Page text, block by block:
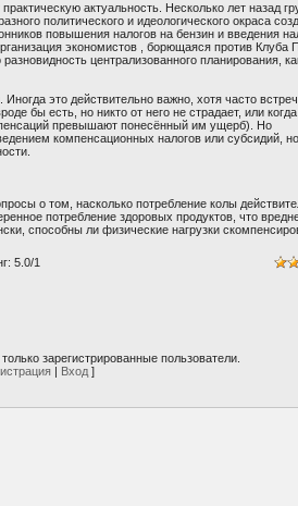
актуальность. Несколько лет назад
политического и идеологического окраса
повышения налогов на бензин и введения
экономистов , борющаяся против Клуба
централизованного планирования,
Иногда это действительно важно, хотя часто
бы есть, но никто от него не страдает, или когда
превышают понесённый им ущерб). Но
компенсационных налогов или субсидий,
о том, насколько потребление колы
потребление здоровых продуктов, что
способны ли физические нагрузки
: 5.0/1
зарегистрированные пользователи.
| Вход]